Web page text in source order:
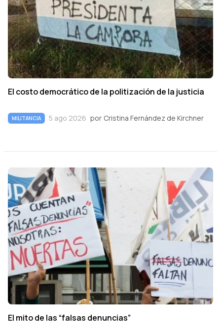
El costo democrático de la politización de la justicia
MILITANCIA 5 ago 2026 por Cristina Fernández de Kirchner
El mito de las “falsas denuncias”